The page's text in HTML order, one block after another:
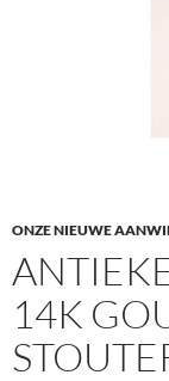
ONZE NIEUWE
14K